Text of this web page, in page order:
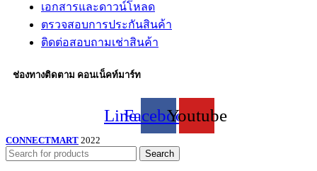
เอกสารและดาวน์โหลด
ตรวจสอบการประกันสินค้า
ติดต่อสอบถามเช่าสินค้า
ช่องทางติดตาม คอนเน็คท์มาร์ท
LineFacebookYoutube
CONNECTMART 2022
Search